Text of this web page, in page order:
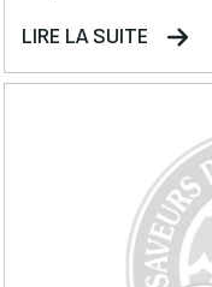
LIRE LA SUITE